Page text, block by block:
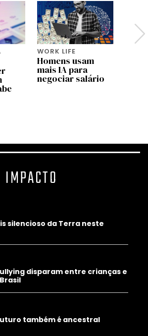
WORK LIFE
Homens usam
mais IA para
negociar salário
IMPACTO
silencioso da Terra neste
disparam entre crianças e
também é ancestral